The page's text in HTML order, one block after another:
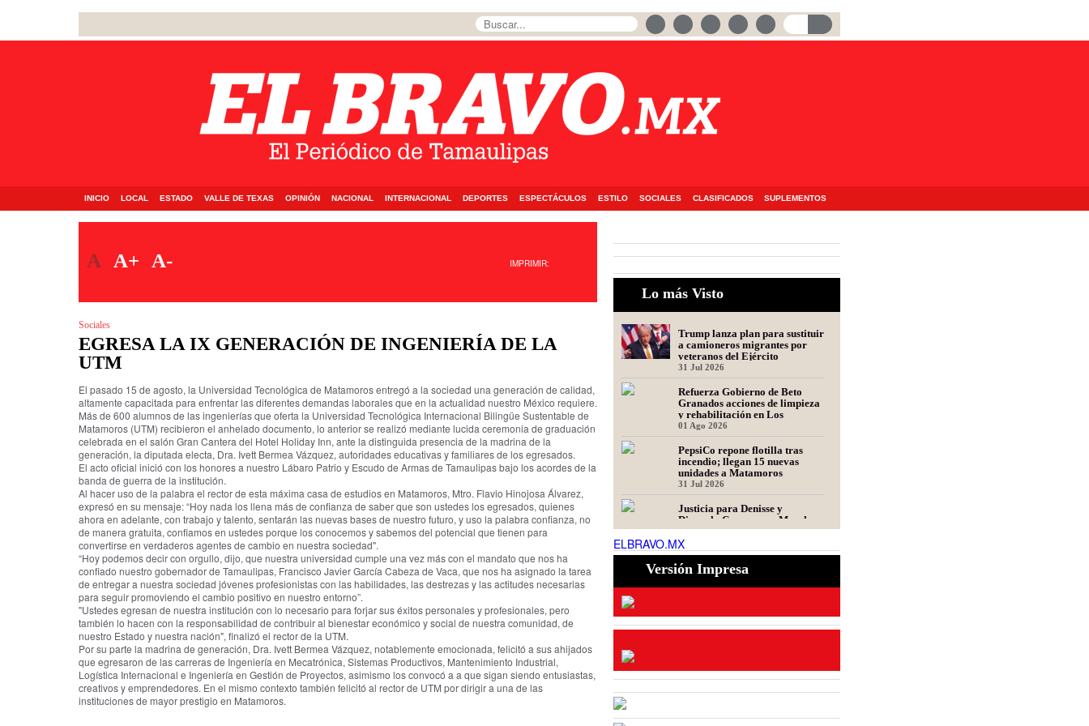
INICIO LOCAL ESTADO VALLE DE TEXAS OPINIÓN NACIONAL INTERNACIONAL DEPORTES ESPECTÁCULOS ESTILO SOCIALES CLASIFICADOS SUPLEMENTOS
A A+ A- IMPRIMIR:
Sociales
EGRESA LA IX GENERACIÓN DE INGENIERÍA DE LA
UTM
El pasado 15 de agosto, la Universidad Tecnológica de Matamoros entregó a la sociedad una generación de calidad,
altamente capacitada para enfrentar las diferentes demandas laborales que en la actualidad nuestro México requiere.
Más de 600 alumnos de las ingenierías que oferta la Universidad Tecnológica Internacional Bilingüe Sustentable de
Matamoros (UTM) recibieron el anhelado documento, lo anterior se realizó mediante lucida ceremonia de graduación
celebrada en el salón Gran Cantera del Hotel Holiday Inn, ante la distinguida presencia de la madrina de la
generación, la diputada electa, Dra. Ivett Bermea Vázquez, autoridades educativas y familiares de los egresados.
El acto oficial inició con los honores a nuestro Lábaro Patrio y Escudo de Armas de Tamaulipas bajo los acordes de la
banda de guerra de la institución.
Al hacer uso de la palabra el rector de esta máxima casa de estudios en Matamoros, Mtro. Flavio Hinojosa Álvarez,
expresó en su mensaje: “Hoy nada los llena más de confianza de saber que son ustedes los egresados, quienes
ahora en adelante, con trabajo y talento, sentarán las nuevas bases de nuestro futuro, y uso la palabra confianza, no
de manera gratuita, confiamos en ustedes porque los conocemos y sabemos del potencial que tienen para
convertirse en verdaderos agentes de cambio en nuestra sociedad".
“Hoy podemos decir con orgullo, dijo, que nuestra universidad cumple una vez más con el mandato que nos ha
confiado nuestro gobernador de Tamaulipas, Francisco Javier García Cabeza de Vaca, que nos ha asignado la tarea
de entregar a nuestra sociedad jóvenes profesionistas con las habilidades, las destrezas y las actitudes necesarias
para seguir promoviendo el cambio positivo en nuestro entorno”.
"Ustedes egresan de nuestra institución con lo necesario para forjar sus éxitos personales y profesionales, pero
también lo hacen con la responsabilidad de contribuir al bienestar económico y social de nuestra comunidad, de
nuestro Estado y nuestra nación", finalizó el rector de la UTM.
Por su parte la madrina de generación, Dra. Ivett Bermea Vázquez, notablemente emocionada, felicitó a sus ahijados
que egresaron de las carreras de Ingeniería en Mecatrónica, Sistemas Productivos, Mantenimiento Industrial,
Logística Internacional e Ingeniería en Gestión de Proyectos, asimismo los convocó a a que sigan siendo entusiastas,
creativos y emprendedores. En el mismo contexto también felicitó al rector de UTM por dirigir a una de las
instituciones de mayor prestigio en Matamoros.
Lo más Visto
Trump lanza plan para sustituir
a camioneros migrantes por
veteranos del Ejército
31 Jul 2026
Refuerza Gobierno de Beto
Granados acciones de limpieza
y rehabilitación en Los
Presidentes
01 Ago 2026
PepsiCo repone flotilla tras
incendio; llegan 15 nuevas
unidades a Matamoros
31 Jul 2026
Justicia para Denisse y
Dinorah: Convocan a Marcha
en Matamoros por las Mellizas
Asesinadas
31 Jul 2026
Ser representante de una
fintech: dudas frecuentes
ELBRAVO.MX
Versión Impresa